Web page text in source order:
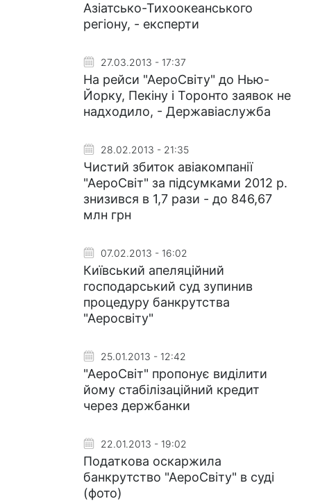
Азіатсько-Тихоокеанського
регіону, - експерти
27.03.2013 - 17:37
На рейси "АероСвіту" до Нью-
Йорку, Пекіну і Торонто заявок не
надходило, - Державіаслужба
28.02.2013 - 21:35
Чистий збиток авіакомпанії
"АероСвіт" за підсумками 2012 р.
знизився в 1,7 рази - до 846,67
млн грн
07.02.2013 - 16:02
Київський апеляційний
господарський суд зупинив
процедуру банкрутства
"Аеросвіту"
25.01.2013 - 12:42
"АероСвіт" пропонує виділити
йому стабілізаційний кредит
через держбанки
22.01.2013 - 19:02
Податкова оскаржила
банкрутство "АероСвіту" в суді
(фото)